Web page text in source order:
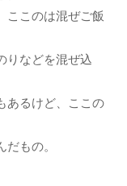
ここのは混ぜご飯
りなどを混ぜ込
あるけど、ここの
もの。